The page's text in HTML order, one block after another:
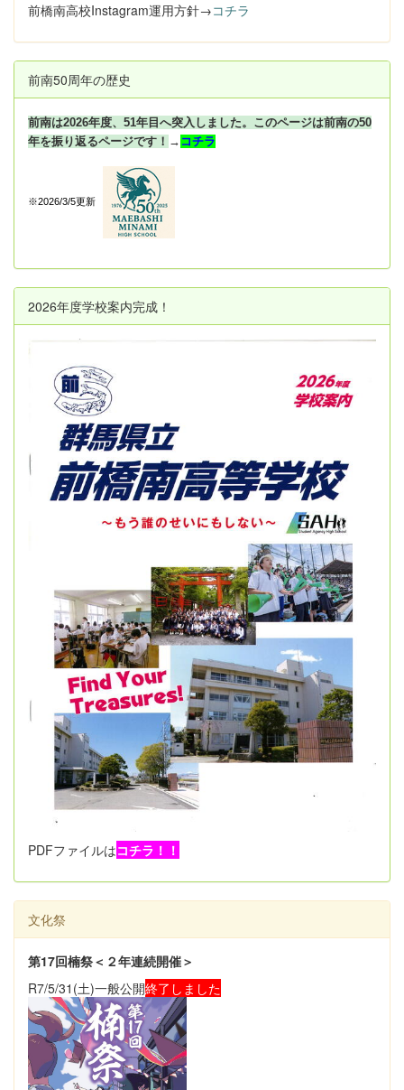
前橋南高校Instagram運用方針→コチラ
前南50周年の歴史
前南は2026年度、51年目へ突入しました。このページは前南の50
年を振り返るページです！ → コチラ
※2026/3/5更新
2026年度学校案内完成！
PDFファイルはコチラ！！
文化祭
第17回楠祭＜２年連続開催＞
R7/5/31(土)一般公開終了しました